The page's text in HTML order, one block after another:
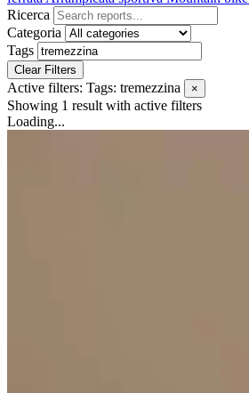
Ricerca
Categoria
Tags
Clear Filters
Active filters: Tags: tremezzina ×
Showing 1 result with active filters
Loading...